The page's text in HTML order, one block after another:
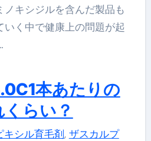
キシジルを含んだ製品も
いく中で健康上の問題が起
本あたりの
らい？
キシル育毛剤, ザスカルプ